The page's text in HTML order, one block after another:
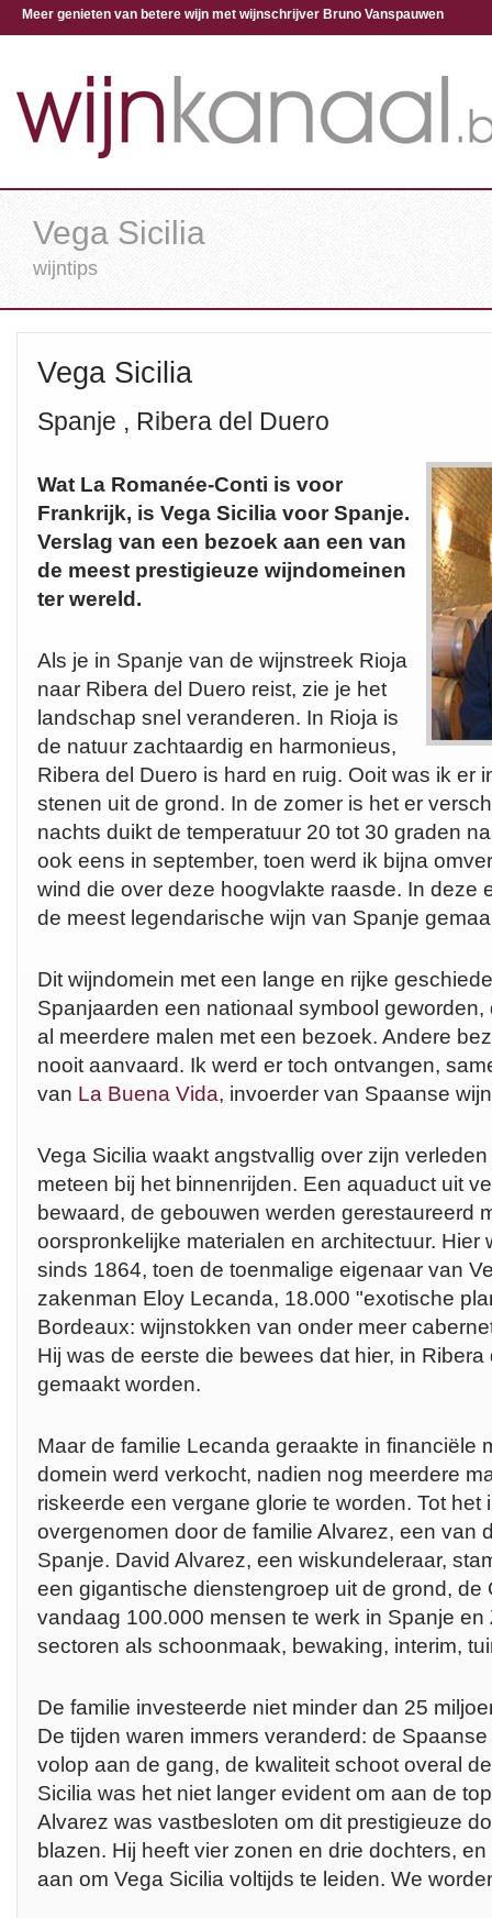
Meer genieten van betere wijn met wijnschrijver Bruno Vanspauwen
Vega Sicilia
wijntips
Vega Sicilia
Spanje , Ribera del Duero
Wat La Romanée-Conti is voor
Frankrijk, is Vega Sicilia voor Spanje.
Verslag van een bezoek aan een van
de meest prestigieuze wijndomeinen
ter wereld.
Als je in Spanje van de wijnstreek Rioja
naar Ribera del Duero reist, zie je het
landschap snel veranderen. In Rioja is
de natuur zachtaardig en harmonieus,
Ribera del Duero is hard en ruig. Ooit was ik er
stenen uit de grond. In de zomer is het er
nachts duikt de temperatuur 20 tot 30 graden
ook eens in september, toen werd ik bijna
wind die over deze hoogvlakte raasde. In deze
de meest legendarische wijn van Spanje
Dit wijndomein met een lange en rijke
Spanjaarden een nationaal symbool
al meerdere malen met een bezoek. Andere
nooit aanvaard. Ik werd er toch ontvangen,
van La Buena Vida, invoerder van Spaanse
Vega Sicilia waakt angstvallig over zijn
meteen bij het binnenrijden. Een aquaduct uit
bewaard, de gebouwen werden gerestaureerd
oorspronkelijke materialen en architectuur. Hier
sinds 1864, toen de toenmalige eigenaar van
zakenman Eloy Lecanda, 18.000 "exotische
Bordeaux: wijnstokken van onder meer
Hij was de eerste die bewees dat hier, in
gemaakt worden.
Maar de familie Lecanda geraakte in financiële
domein werd verkocht, nadien nog meerdere
riskeerde een vergane glorie te worden. Tot het
overgenomen door de familie Alvarez, een van
Spanje. David Alvarez, een wiskundeleraar,
een gigantische dienstengroep uit de grond, de
vandaag 100.000 mensen te werk in Spanje en
sectoren als schoonmaak, bewaking, interim,
De familie investeerde niet minder dan 25
De tijden waren immers veranderd: de
volop aan de gang, de kwaliteit schoot overal
Sicilia was het niet langer evident om aan de
Alvarez was vastbesloten om dit prestigieuze
blazen. Hij heeft vier zonen en drie dochters,
aan om Vega Sicilia voltijds te leiden. We